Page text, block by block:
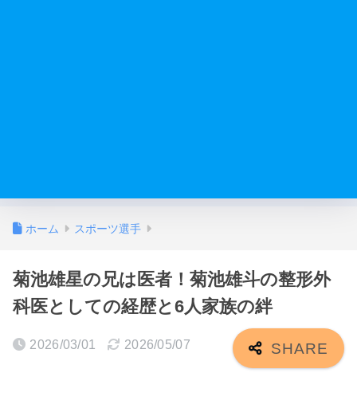
ホーム スポーツ選手
菊池雄星の兄は医者！菊池雄斗の整形外
科医としての経歴と6人家族の絆
2026/03/01 2026/05/07